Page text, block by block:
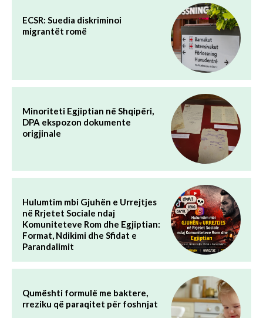
ECSR: Suedia diskriminoi
migrantët romë
Minoriteti Egjiptian në Shqipëri,
DPA ekspozon dokumente
origjinale
Hulumtim mbi Gjuhën e Urrejtjes
në Rrjetet Sociale ndaj
Komuniteteve Rom dhe Egjiptian:
Format, Ndikimi dhe Sfidat e
Parandalimit
Qumështi formulë me baktere,
rreziku që paraqitet për foshnjat